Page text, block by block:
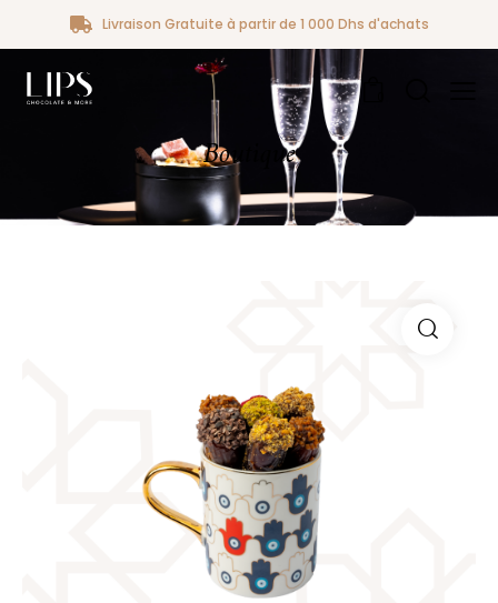
Livraison Gratuite à partir de 1 000 Dhs d'achats
Boutique